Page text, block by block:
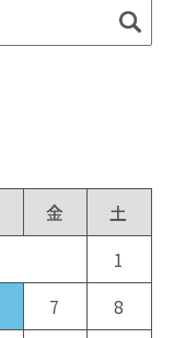
金
土
1
7
8